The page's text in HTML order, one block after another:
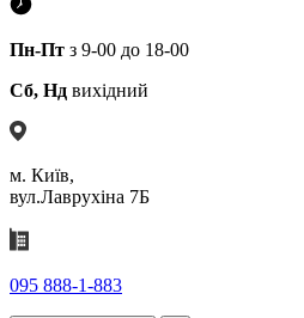
Пн-Пт з 9-00 до 18-00
Сб, Нд вихідний
м. Київ,
вул.Лаврухіна 7Б
095 888-1-883